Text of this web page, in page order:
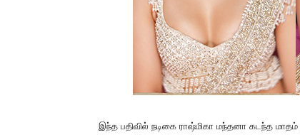
இந்த பதிவில் நடிகை ராஷ்மிகா மந்தனா கடந்த மாதம்